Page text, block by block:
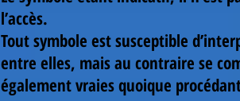
l’accès.
Tout symbole est susceptible
entre elles, mais au contraire se
également vraies quoique